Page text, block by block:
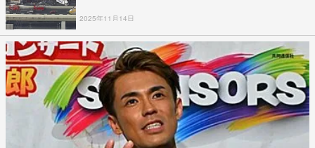
2025年11月14日